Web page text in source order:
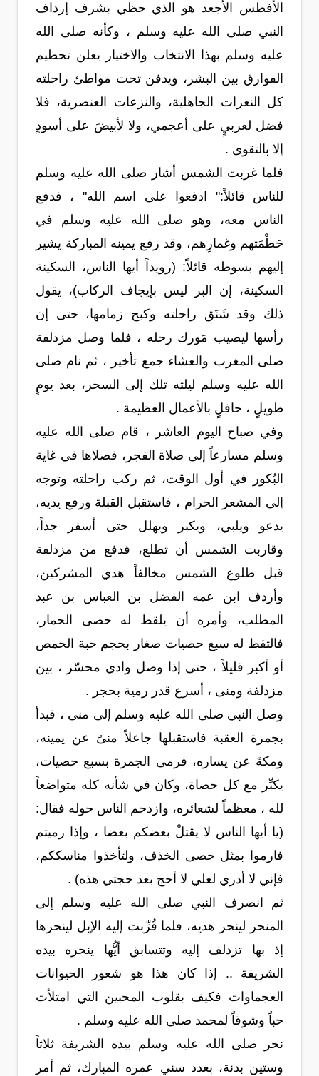
الأفطس الأجعد هو الذي حظي بشرف إرداف
النبي صلى الله عليه وسلم ، وكأنه صلى الله
عليه وسلم بهذا الانتخاب والاختيار يعلن تحطيم
الفوارق بين البشر، ويدفن تحت مواطئ راحلته
كل النعرات الجاهلية، والنزعات العنصرية، فلا
فضل لعربيٍ على أعجمي، ولا لأبيضَ على أسودٍ
إلا بالتقوى .
فلما غربت الشمس أشار صلى الله عليه وسلم
للناس قائلاً:" ادفعوا على اسم الله" ، فدفع
الناس معه، وهو صلى الله عليه وسلم في
حَطْمَتهم وغمارِهم، وقد رفع يمينه المباركة يشير
إليهم بسوطه قائلاً: (رويداً أيها الناس، السكينة
السكينة، إن البر ليس بإيجاف الركاب)، يقول
ذلك وقد شَنَق راحلته وكبح زمامها، حتى إن
رأسها ليصيب مَورك رحله ، فلما وصل مزدلفة
صلى المغرب والعشاء جمع تأخير ، ثم نام صلى
الله عليه وسلم ليلته تلك إلى السحر، بعد يومٍ
طويلٍ ، حافلٍ بالأعمال العظيمة .
وفي صباح اليوم العاشر ، قام صلى الله عليه
وسلم مسارعاً إلى صلاة الفجر، فصلاها في غاية
البُكور في أول الوقت، ثم ركب راحلته وتوجه
إلى المشعر الحرام ، فاستقبل القبلة ورفع يديه،
يدعو ويلبي، ويكبر ويهلل حتى أسفر جداً،
وقاربت الشمس أن تطلع، فدفع من مزدلفة
قبل طلوع الشمس مخالفاً هدي المشركين،
وأردف ابن عمه الفضل بن العباس بن عبد
المطلب، وأمره أن يلقط له حصى الجمار،
فالتقط له سبع حصيات صغار بحجم حبة الحمص
أو أكبر قليلاً ، حتى إذا وصل وادي محسّر ، بين
مزدلفة ومنى ، أسرع قدر رمية بحجر .
وصل النبي صلى الله عليه وسلم إلى منى ، فبدأ
بجمرة العقبة فاستقبلها جاعلاً منىً عن يمينه،
ومكةَ عن يساره، فرمى الجمرة بسبع حصيات،
يكبِّر مع كل حصاة، وكان في شأنه كله متواضعاً
لله ، معظماً لشعائره، وازدحم الناس حوله فقال:
(يا أيها الناس لا يقتلْ بعضكم بعضا ، وإذا رميتم
فارموا بمثل حصى الخذف، ولتأخذوا مناسككم،
فإني لا أدري لعلي لا أحج بعد حجتي هذه) .
ثم انصرف النبي صلى الله عليه وسلم إلى
المنحر لينحر هديه، فلما قُرِّبت إليه الإبل لينحرها
إذ بها تزدلف إليه وتتسابق أيُّها ينحره بيده
الشريفة .. إذا كان هذا هو شعور الحيوانات
العجماوات فكيف بقلوب المحبين التي امتلأت
حباً وشوقاً لمحمد صلى الله عليه وسلم .
نحر صلى الله عليه وسلم بيده الشريفة ثلاثاً
وستين بدنة، بعدد سني عمره المبارك، ثم أمر